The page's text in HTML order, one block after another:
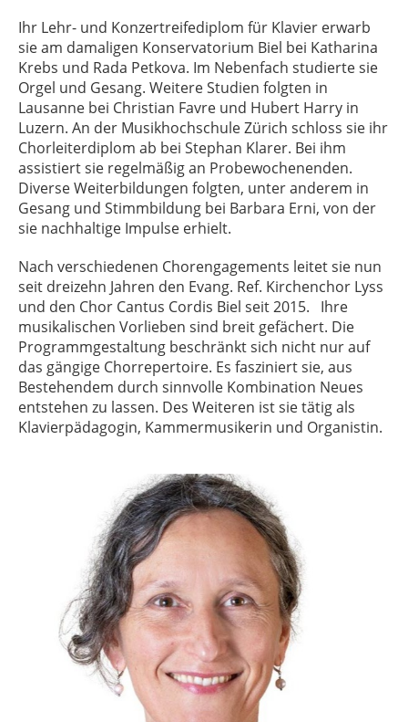
Ihr Lehr- und Konzertreifediplom für Klavier erwarb
sie am damaligen Konservatorium Biel bei Katharina
Krebs und Rada Petkova. Im Nebenfach studierte sie
Orgel und Gesang. Weitere Studien folgten in
Lausanne bei Christian Favre und Hubert Harry in
Luzern. An der Musikhochschule Zürich schloss sie ihr
Chorleiterdiplom ab bei Stephan Klarer. Bei ihm
assistiert sie regelmäßig an Probewochenenden.
Diverse Weiterbildungen folgten, unter anderem in
Gesang und Stimmbildung bei Barbara Erni, von der
sie nachhaltige Impulse erhielt.
Nach verschiedenen Chorengagements leitet sie nun
seit dreizehn Jahren den Evang. Ref. Kirchenchor Lyss
und den Chor Cantus Cordis Biel seit 2015. Ihre
musikalischen Vorlieben sind breit gefächert. Die
Programmgestaltung beschränkt sich nicht nur auf
das gängige Chorrepertoire. Es fasziniert sie, aus
Bestehendem durch sinnvolle Kombination Neues
entstehen zu lassen. Des Weiteren ist sie tätig als
Klavierpädagogin, Kammermusikerin und Organistin.